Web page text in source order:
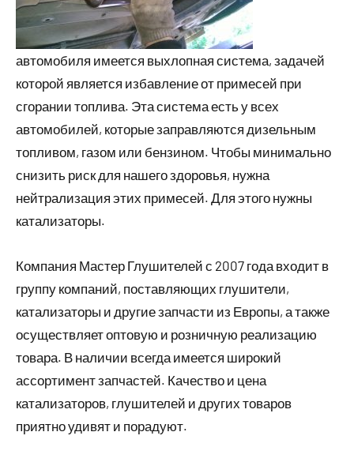
автомобиля имеется выхлопная система, задачей
которой является избавление от примесей при
сгорании топлива. Эта система есть у всех
автомобилей, которые заправляются дизельным
топливом, газом или бензином. Чтобы минимально
снизить риск для нашего здоровья, нужна
нейтрализация этих примесей. Для этого нужны
катализаторы.
Компания Мастер Глушителей с 2007 года входит в
группу компаний, поставляющих глушители,
катализаторы и другие запчасти из Европы, а также
осуществляет оптовую и розничную реализацию
товара. В наличии всегда имеется широкий
ассортимент запчастей. Качество и цена
катализаторов, глушителей и других товаров
приятно удивят и порадуют.